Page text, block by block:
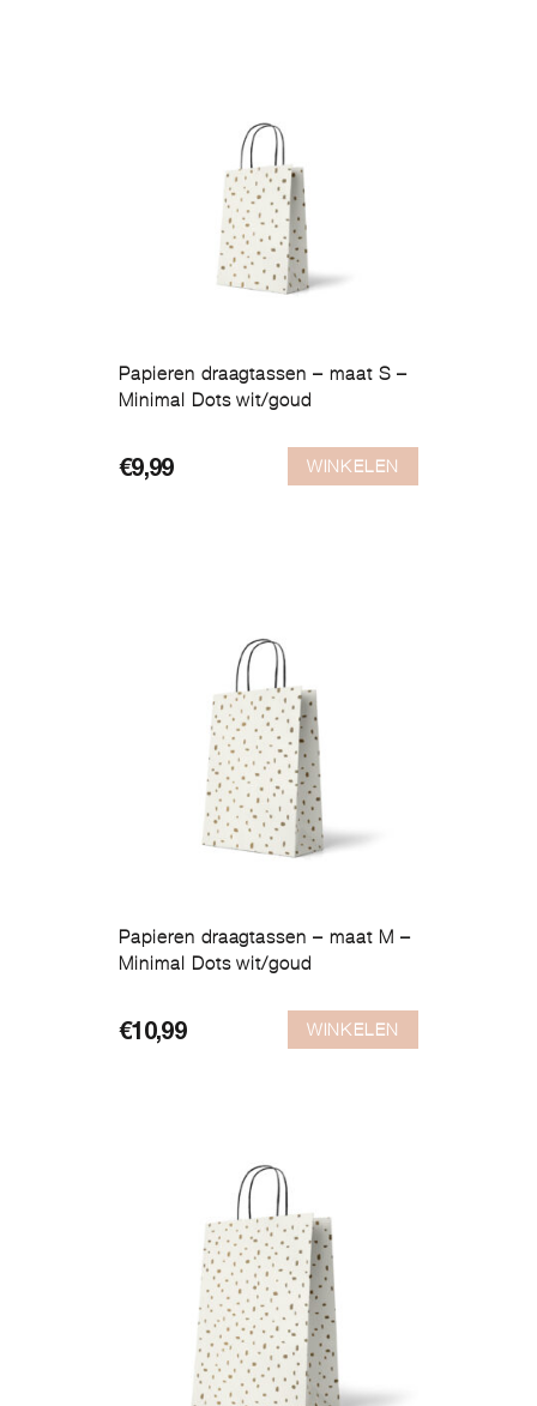
Papieren draagtassen – maat S –
Minimal Dots wit/goud
€9,99 WINKELEN
Papieren draagtassen – maat M –
Minimal Dots wit/goud
€10,99 WINKELEN